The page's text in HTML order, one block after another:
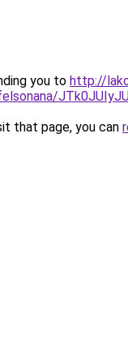
you to http://
that page, you can